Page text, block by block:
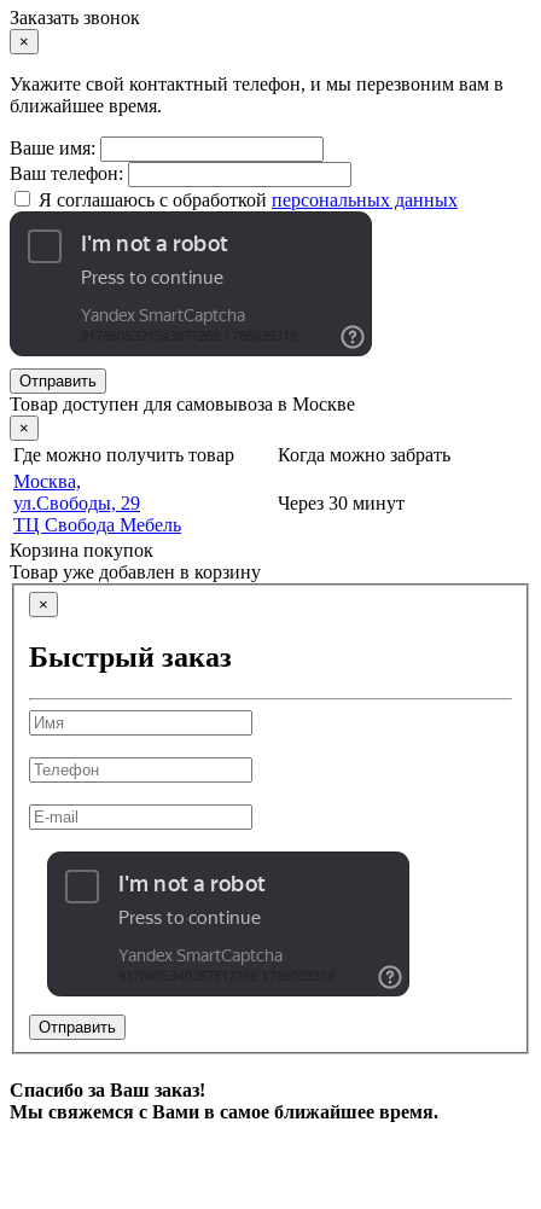
Заказать звонок
×
Укажите свой контактный телефон, и мы перезвоним вам в
ближайшее время.
Ваше имя:
Ваш телефон:
Я соглашаюсь с обработкой персональных данных
Отправить
Товар доступен для самовывоза в Москве
×
Где можно получить товар
Когда можно забрать
Москва,
ул.Свободы, 29
ТЦ Свобода Мебель
Через 30 минут
Корзина покупок
Товар уже добавлен в корзину
×
Быстрый заказ
Отправить
Спасибо за Ваш заказ!
Мы свяжемся с Вами в самое ближайшее время.